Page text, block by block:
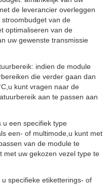
de leverancier overleggen
van de
optimaliseren van de
uw gewenste transmissie
indien de module
die verder gaan dan
kunt vragen naar de
aan te passen aan
u een specifiek type
een- of multimode,u kunt met
van de module te
met uw gekozen vezel type te
specifieke etiketterings- of